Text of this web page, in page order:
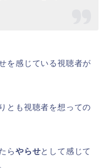
を感じている視聴者が
とも視聴者を想っての
らやらせとして感じて